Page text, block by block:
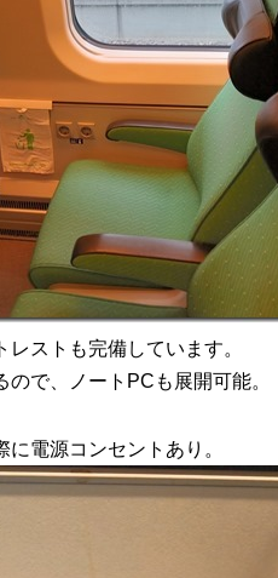
ストも完備しています。
ので、ノートPCも展開可能。
電源コンセントあり。